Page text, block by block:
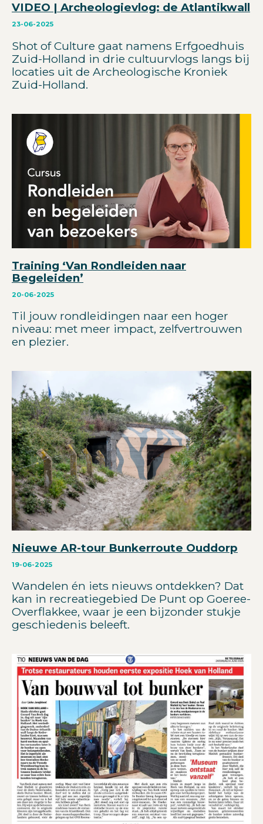
VIDEO | Archeologievlog: de Atlantikwall
23-06-2025
Shot of Culture gaat namens Erfgoedhuis
Zuid-Holland in drie cultuurvlogs langs bij
locaties uit de Archeologische Kroniek
Zuid-Holland.
Training ‘Van Rondleiden naar
Begeleiden’
20-06-2025
Til jouw rondleidingen naar een hoger
niveau: met meer impact, zelfvertrouwen
en plezier.
Nieuwe AR-tour Bunkerroute Ouddorp
19-06-2025
Wandelen én iets nieuws ontdekken? Dat
kan in recreatiegebied De Punt op Goeree-
Overflakkee, waar je een bijzonder stukje
geschiedenis beleeft.